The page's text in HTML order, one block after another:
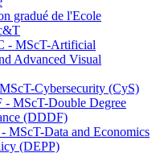
gradué de l'Ecole
- MScT-Artificial
Advanced Visual
Cybersecurity (CyS)
MScT-Double Degree
(DDDF)
MScT-Data and Economics
(DEPP)